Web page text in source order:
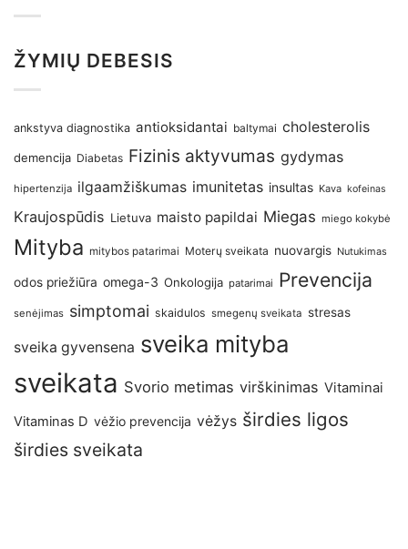
ŽYMIŲ DEBESIS
ankstyva diagnostika antioksidantai baltymai cholesterolis
demencija Diabetas Fizinis aktyvumas gydymas
hipertenzija ilgaamžiškumas imunitetas insultas Kava kofeinas
Kraujospūdis Lietuva maisto papildai Miegas miego kokybė
Mityba mitybos patarimai Moterų sveikata nuovargis Nutukimas
odos priežiūra omega-3 Onkologija patarimai Prevencija
senėjimas simptomai skaidulos smegenų sveikata stresas
sveika gyvensena sveika mityba
sveikata Svorio metimas virškinimas Vitaminai
Vitaminas D vėžio prevencija vėžys širdies ligos
širdies sveikata